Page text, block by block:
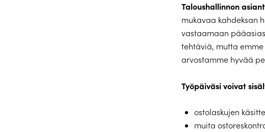
Taloushallinnon
mukavaa kahdeksan
vastaamaan
tehtäviä, mutta
arvostamme hyvää
Työpäiväsi voivat
ostolaskujen
muita